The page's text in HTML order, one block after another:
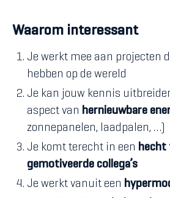
Waarom interessant
Je werkt mee aan projecten
hebben op de wereld
Je kan jouw kennis
aspect van hernieuwbare
zonnepanelen, laadpalen, …)
Je komt terecht in een hecht
gemotiveerde collega’s
Je werkt vanuit een